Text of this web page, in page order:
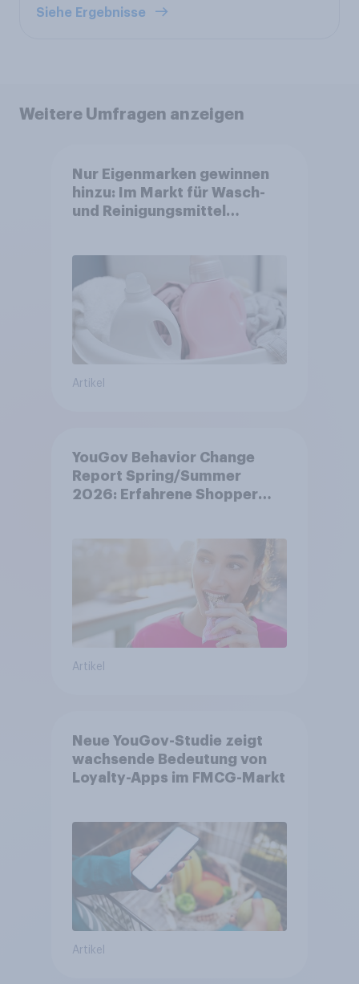
Siehe Ergebnisse
Weitere Umfragen anzeigen
Nur Eigenmarken gewinnen
hinzu: Im Markt für Wasch-
und Reinigungsmittel
Artikel
YouGov Behavior Change
Report Spring/Summer
2026: Erfahrene Shopper
Artikel
Neue YouGov-Studie zeigt
wachsende Bedeutung von
Loyalty-Apps im FMCG-Markt
Artikel